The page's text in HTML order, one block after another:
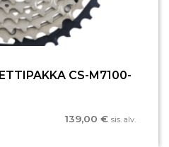
CS-M7100-
139,00 € sis. alv.